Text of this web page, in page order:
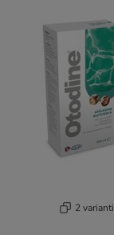
2 varianti